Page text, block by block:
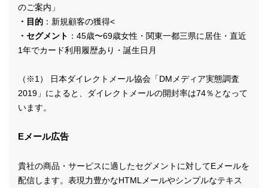
のご案内」
・目的 ：新規顧客の獲得<
・セグメント ：45歳〜69歳女性・関東一都三県に居住・直近
1年でカード利用履歴あり・誕生日月
（※1） 日本ダイレクトメール協会「DMメディア実態調査
2019」によると、ダイレクトメールの開封率は74％となって
います。
Eメール広告
貴社の商品・サービスに適したセグメントに対してEメールを
配信します。表現力豊かなHTMLメールやシンプルなテキス